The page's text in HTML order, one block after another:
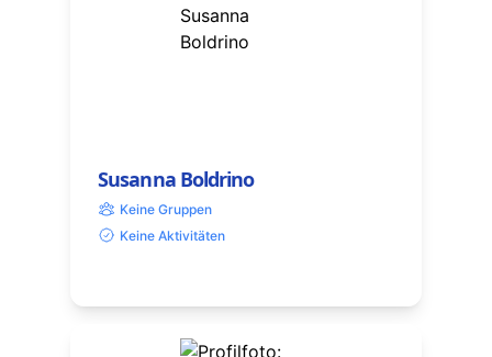
Susanna Boldrino
Keine Gruppen
Keine Aktivitäten